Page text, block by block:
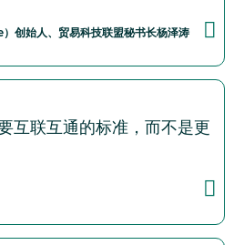
创始人、贸易科技联盟秘书长杨泽涛
互联互通的标准，而不是更